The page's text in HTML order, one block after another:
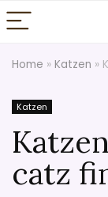
Home » Katzen »
Katzen
catz